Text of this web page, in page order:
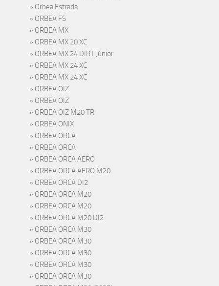
Orbea Estrada
ORBEA FS
ORBEA MX
ORBEA MX 20 XC
ORBEA MX 24 DIRT Júnior
ORBEA MX 24 XC
ORBEA MX 24 XC
ORBEA OIZ
ORBEA OIZ
ORBEA OIZ M20 TR
ORBEA ONIX
ORBEA ORCA
ORBEA ORCA
ORBEA ORCA AERO
ORBEA ORCA AERO M20
ORBEA ORCA DI2
ORBEA ORCA M20
ORBEA ORCA M20
ORBEA ORCA M20 DI2
ORBEA ORCA M30
ORBEA ORCA M30
ORBEA ORCA M30
ORBEA ORCA M30
ORBEA ORCA M30